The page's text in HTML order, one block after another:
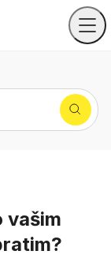
vašim